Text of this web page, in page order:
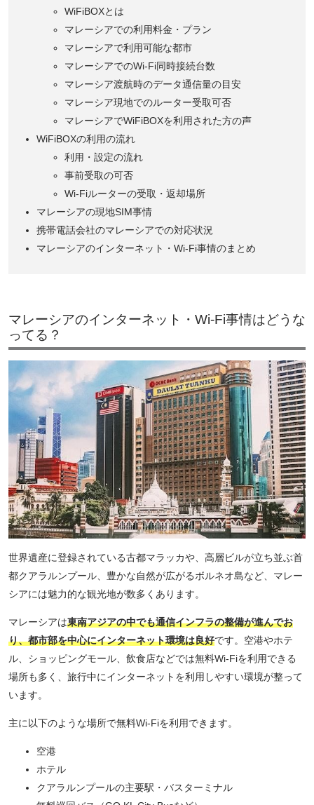
WiFiBOXとは
マレーシアでの利用料金・プラン
マレーシアで利用可能な都市
マレーシアでのWi-Fi同時接続台数
マレーシア渡航時のデータ通信量の目安
マレーシア現地でのルーター受取可否
マレーシアでWiFiBOXを利用された方の声
WiFiBOXの利用の流れ
利用・設定の流れ
事前受取の可否
Wi-Fiルーターの受取・返却場所
マレーシアの現地SIM事情
携帯電話会社のマレーシアでの対応状況
マレーシアのインターネット・Wi-Fi事情のまとめ
マレーシアのインターネット・Wi-Fi事情はどうな
ってる？
世界遺産に登録されている古都マラッカや、高層ビルが立ち並ぶ首
都クアラルンプール、豊かな自然が広がるボルネオ島など、マレー
シアには魅力的な観光地が数多くあります。
マレーシアは東南アジアの中でも通信インフラの整備が進んでお
り、都市部を中心にインターネット環境は良好です。空港やホテ
ル、ショッピングモール、飲食店などでは無料Wi-Fiを利用できる
場所も多く、旅行中にインターネットを利用しやすい環境が整って
います。
主に以下のような場所で無料Wi-Fiを利用できます。
空港
ホテル
クアラルンプールの主要駅・バスターミナル